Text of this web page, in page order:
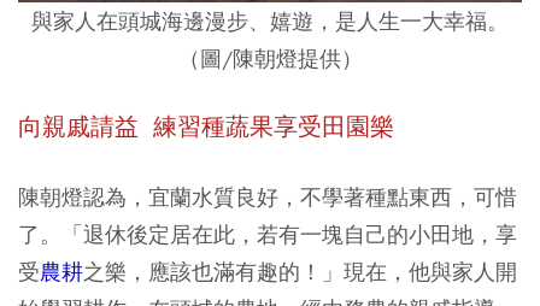
與家人在頭城海邊漫步、嬉遊，是人生一大幸福。
（圖/陳朝燈提供）
向親戚請益 練習種蔬果享受田園樂
陳朝燈認為，宜蘭水質良好，不學著種點東西，可惜
了。「退休後定居在此，若有一塊自己的小田地，享
受農耕之樂，應該也滿有趣的！」現在，他與家人開